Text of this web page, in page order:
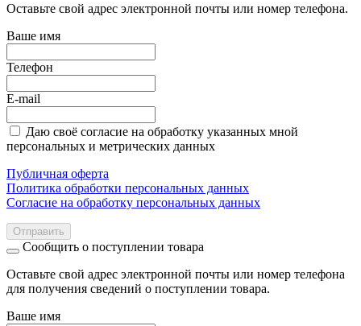
Оставьте свой адрес электронной почты или номер телефона.
Ваше имя
Телефон
E-mail
Даю своё согласие на обработку указанных мной
персональных и метрических данных
Публичная оферта
Политика обработки персональных данных
Согласие на обработку персональных данных
Отправить
Сообщить о поступлении товара
Оставьте свой адрес электронной почты или номер телефона
для получения сведений о поступлении товара.
Ваше имя